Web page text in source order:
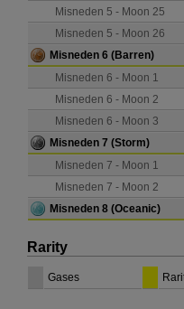
Misneden 5 - Moon 25
Misneden 5 - Moon 26
Misneden 6 (Barren)
Misneden 6 - Moon 1
Misneden 6 - Moon 2
Misneden 6 - Moon 3
Misneden 7 (Storm)
Misneden 7 - Moon 1
Misneden 7 - Moon 2
Misneden 8 (Oceanic)
Rarity
Gases